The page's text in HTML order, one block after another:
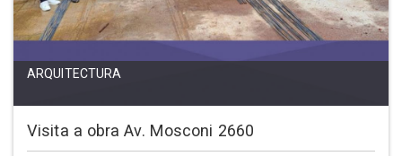
ARQUITECTURA
Visita a obra Av. Mosconi 2660